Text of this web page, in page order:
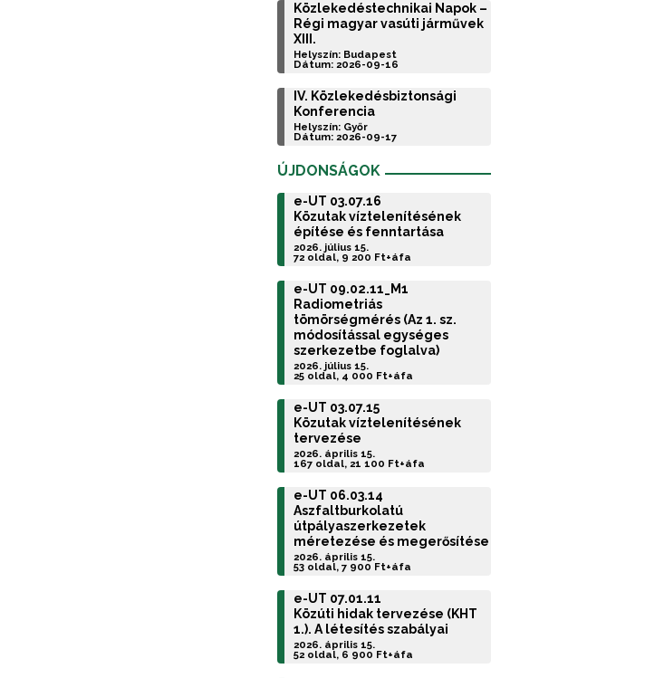
Közlekedéstechnikai Napok –
Régi magyar vasúti járművek
XIII.
Helyszín: Budapest
Dátum: 2026-09-16
IV. Közlekedésbiztonsági
Konferencia
Helyszín: Győr
Dátum: 2026-09-17
ÚJDONSÁGOK
e-UT 03.07.16
Közutak víztelenítésének
építése és fenntartása
2026. július 15.
72 oldal, 9 200 Ft+áfa
e-UT 09.02.11_M1
Radiometriás
tömörségmérés (Az 1. sz.
módosítással egységes
szerkezetbe foglalva)
2026. július 15.
25 oldal, 4 000 Ft+áfa
e-UT 03.07.15
Közutak víztelenítésének
tervezése
2026. április 15.
167 oldal, 21 100 Ft+áfa
e-UT 06.03.14
Aszfaltburkolatú
útpályaszerkezetek
méretezése és megerősítése
2026. április 15.
53 oldal, 7 900 Ft+áfa
e-UT 07.01.11
Közúti hidak tervezése (KHT
1.). A létesítés szabályai
2026. április 15.
52 oldal, 6 900 Ft+áfa